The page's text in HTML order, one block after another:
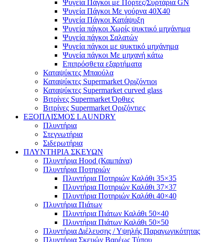
Ψυγεία Πάγκοι με Πόρτες/Συρτάρια GN
Ψυγεία Πάγκοι Με γούρνα 40Χ40
Ψυγεία Πάγκοι Κατάψυξη
Ψυγεία πάγκοι Χωρίς ψυκτικό μηχάνημα
Ψυγεία πάγκοι Σαλατών
Ψυγεία πάγκοι με ψυκτικό μηχάνημα
Ψυγεία πάγκοι Με μηχανή κάτω
Επιπρόσθετα εξαρτήματα
Καταψύκτες Μπαούλα
Καταψύκτες Supermarket Οριζόντιοι
Καταψύκτες Supermarket curved glass
Βιτρίνες Supermarket Όρθιες
Βιτρίνες Supermarket Οριζόντιες
ΕΞΟΠΛΙΣΜΟΣ LAUNDRY
Πλυντήρια
Στεγνωτήρια
Σιδερωτήρια
ΠΛΥΝΤΗΡΙΑ ΣΚΕΥΩΝ
Πλυντήρια Hood (Καμπάνα)
Πλυντήρια Ποτηριών
Πλυντήρια Ποτηριών Καλάθι 35×35
Πλυντήρια Ποτηριών Καλάθι 37×37
Πλυντήρια Ποτηριών Καλάθι 40×40
Πλυντήρια Πιάτων
Πλυντήρια Πιάτων Καλάθι 50×40
Πλυντήρια Πιάτων Καλάθι 50×50
Πλυντήρια Διέλευσης / Υψηλής Παραγωγικότητας
Πλυντήρια Σκευών Βαρέως Τύπου